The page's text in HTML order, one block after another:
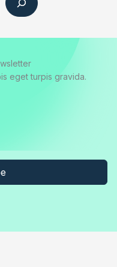
eget turpis gravida.